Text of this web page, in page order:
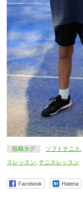
投稿タグ ソフトテニス
スレッスン ,テニスレッスン
Facebook Hatena